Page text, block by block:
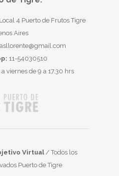
4 Puerto de Frutos Tigre
Aires
11-54030510
viernes de 9 a 17.30 hrs
Virtual/ Todos los
Puerto de Tigre